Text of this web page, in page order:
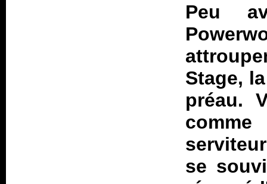
Peu
Stage,
préau.
se